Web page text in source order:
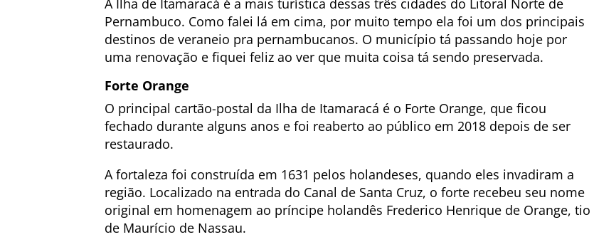
A Ilha de Itamaracá é a mais turística dessas três cidades do Litoral Norte de
Pernambuco. Como falei lá em cima, por muito tempo ela foi um dos principais
destinos de veraneio pra pernambucanos. O município tá passando hoje por
uma renovação e fiquei feliz ao ver que muita coisa tá sendo preservada.
Forte Orange
O principal cartão-postal da Ilha de Itamaracá é o Forte Orange, que ficou
fechado durante alguns anos e foi reaberto ao público em 2018 depois de ser
restaurado.
A fortaleza foi construída em 1631 pelos holandeses, quando eles invadiram a
região. Localizado na entrada do Canal de Santa Cruz, o forte recebeu seu nome
original em homenagem ao príncipe holandês Frederico Henrique de Orange, tio
de Maurício de Nassau.